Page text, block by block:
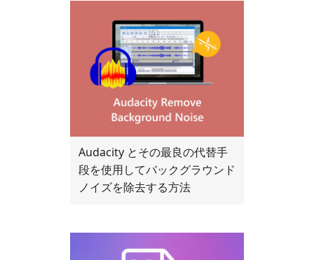
Audacity とその最良の代替手
段を使用してバックグラウンド
ノイズを除去する方法